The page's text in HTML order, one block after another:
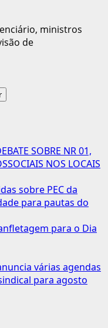
ministros
de
SOBRE NR 01,
NOS LOCAIS
sobre PEC da
para pautas do
para o Dia
várias agendas
para agosto